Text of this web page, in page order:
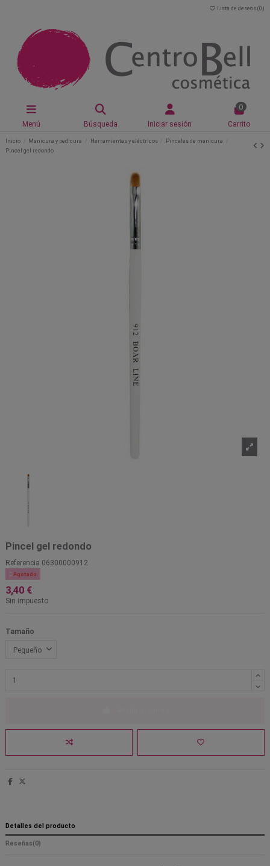
Lista de deseos (0 )
Menú Búsqueda Iniciar sesión
0
Carrito
Inicio Manicura y pedicura Herramientas y eléctricos
Pinceles de manicura
Pincel gel redondo
Pincel gel redondo
Referencia 06300000912
 Agotado
3,40 €
Sin impuesto
Tamaño
Detalles del producto
Reseñas(0)